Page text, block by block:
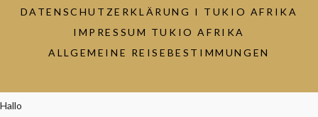
DATENSCHUTZERKLÄRUNG I TUKIO AFRIKA
IMPRESSUM TUKIO AFRIKA
ALLGEMEINE REISEBESTIMMUNGEN
Hallo